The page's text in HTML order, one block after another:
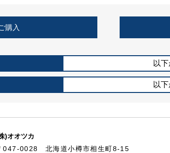
住宅使用部材標準化推進協議会
購入
以
以
)オオツカ
047-0028 北海道小樽市相生町8-15